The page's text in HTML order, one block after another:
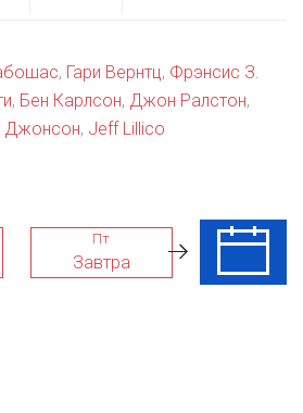
, Гари Вернтц, Фрэнсис З.
, Бен Карлсон, Джон Ралстон,
, Jeff Lillico
Пт
Завтра
Сб